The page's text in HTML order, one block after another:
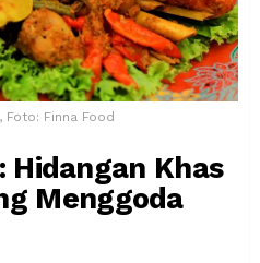
Foto: Finna Food
Hidangan Khas
Menggoda